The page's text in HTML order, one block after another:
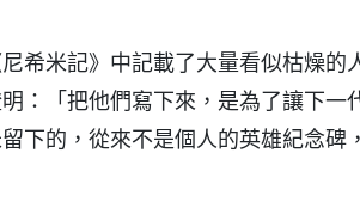
希米記》中記載了大量看似枯燥的
：「把他們寫下來，是為了讓下
下的，從來不是個人的英雄紀念碑